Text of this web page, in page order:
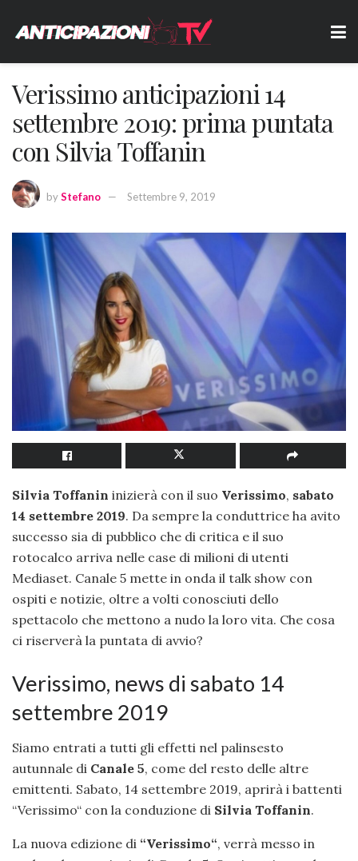
Verissimo anticipazioni 14
settembre 2019: prima puntata
con Silvia Toffanin
byStefano Settembre 9, 2019
Silvia Toffanin inizierà con il suo Verissimo, sabato
14 settembre 2019. Da sempre la conduttrice ha avito
successo sia di pubblico che di critica e il suo
rotocalco arriva nelle case di milioni di utenti
Mediaset. Canale 5 mette in onda il talk show con
ospiti e notizie, oltre a volti conosciuti dello
spettacolo che mettono a nudo la loro vita. Che cosa
ci riserverà la puntata di avvio?
Verissimo, news di sabato 14
settembre 2019
Siamo entrati a tutti gli effetti nel palinsesto
autunnale di Canale 5, come del resto delle altre
emittenti. Sabato, 14 settembre 2019, aprirà i battenti
“Verissimo“ con la conduzione di Silvia Toffanin.
La nuova edizione di “Verissimo“, verrà messo in